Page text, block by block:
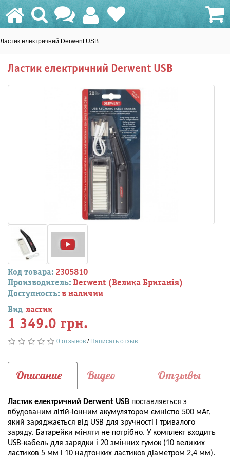
Ластик електричний Derwent USB
Ластик електричний Derwent USB
Код товара: 2305810
Производитель: Derwent (Велика Британія)
Доступность: в наличии
Вид: ластик
1 349.0 грн.
0 отзывов / Написать отзыв
Описание Видео Отзывы
Ластик електричний Derwent USB поставляється з
вбудованим літій-іонним акумулятором ємністю 500 мАг,
який заряджається від USB для зручності і тривалого
заряду. Батарейки міняти не потрібно. У комплект входить
USB-кабель для зарядки і 20 змінних гумок (10 великих
ластиков 5 мм і 10 надтонких ластиков діаметром 2,4 мм).